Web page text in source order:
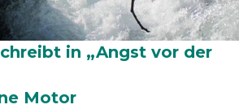
in „Angst vor der
Motor